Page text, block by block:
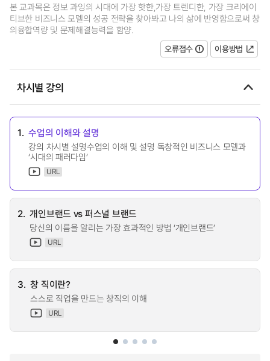
본 교과목은 정보 과잉의 시대에 가장 핫한,가장 트렌디한, 가장 크리에이
티브한 비즈니스 모델의 성공 전략을 찾아봐고 나의 삶에 반영함으로써 창
의융합역량 및 문제해결능력을 함양.
오류접수
이용방법
차시별 강의
1. 수업의 이해와 설명
강의 차시별 설명수업의 이해 및 설명 독창적인 비즈니스 모델과
‘시대의 패러다임’
URL
2. 개인브랜드 vs 퍼스널 브랜드
당신의 이름을 알리는 가장 효과적인 방법 ‘개인브랜드’
URL
3. 창 직이란?
스스로 직업을 만드는 창직의 이해
URL